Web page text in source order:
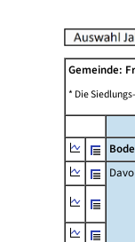
Gemeinde:
* Die